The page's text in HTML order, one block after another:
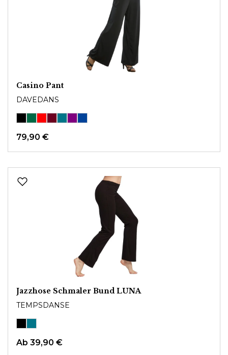
Casino Pant
DAVEDANS
79,90 €
Jazzhose Schmaler Bund LUNA
TEMPSDANSE
Ab 39,90 €